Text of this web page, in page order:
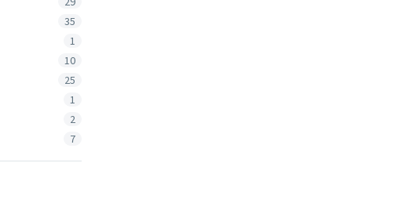
35
1
10
25
1
2
7